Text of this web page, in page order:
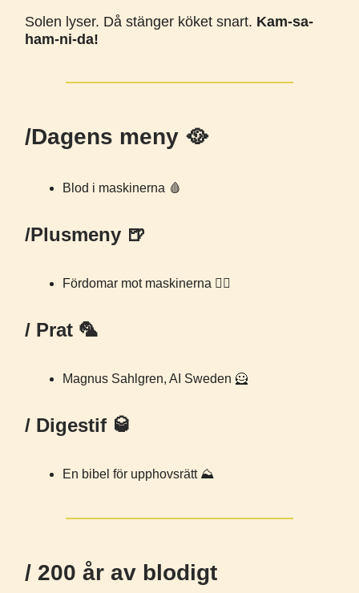
Solen lyser. Då stänger köket snart. Kam-sa-
ham-ni-da!
/Dagens meny 🥘
Blod i maskinerna 🩸
/Plusmeny 🍺
Fördomar mot maskinerna 🧑‍⚖️
/ Prat 🦜
Magnus Sahlgren, AI Sweden 🦸
/ Digestif 🥃
En bibel för upphovsrätt ⛰️
/ 200 år av blodigt